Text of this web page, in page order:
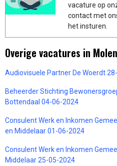
vacature op
contact met
het insturen.
Overige vacatures in
Audiovisuele Partner De Woerdt
Beheerder Stichting
Bottendaal 04-06-2024
Consulent Werk en Inkomen
en Middelaar 01-06-2024
Consulent Werk en Inkomen
Middelaar 25-05-2024